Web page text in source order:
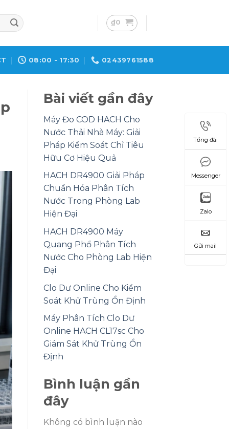
₫0
08:00 - 17:30 02439761588
Bài viết gần đây
Máy Đo COD HACH Cho
Nước Thải Nhà Máy: Giải
Pháp Kiểm Soát Chỉ Tiêu
Hữu Cơ Hiệu Quả
HACH DR4900 Giải Pháp
Chuẩn Hóa Phân Tích
Nước Trong Phòng Lab
Hiện Đại
HACH DR4900 Máy
Quang Phổ Phân Tích
Nước Cho Phòng Lab Hiện
Đại
Clo Dư Online Cho Kiểm
Soát Khử Trùng Ổn Định
Máy Phân Tích Clo Dư
Online HACH CL17sc Cho
Giám Sát Khử Trùng Ổn
Định
Bình luận gần
đây
Không có bình luận nào
Tổng đài
Messenger
Zalo
Gửi mail